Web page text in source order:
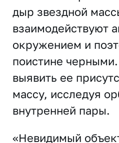
дыр звездной
взаимодействуют
окружением и
поистине
выявить ее
массу, исследуя
внутренней пары.
«Невидимый